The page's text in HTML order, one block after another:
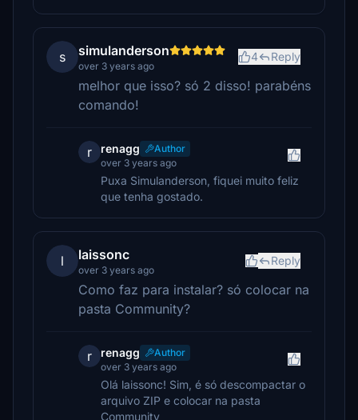
s simulanderson
over 3 years ago
4 Reply
melhor que isso? só 2 disso! parabéns
comando!
r renagg
Author
over 3 years ago
Puxa Simulanderson, fiquei muito feliz
que tenha gostado.
l laissonc
over 3 years ago
Reply
Como faz para instalar? só colocar na
pasta Community?
r renagg
Author
over 3 years ago
Olá laissonc! Sim, é só descompactar o
arquivo ZIP e colocar na pasta
Community